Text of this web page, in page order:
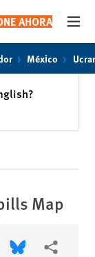
AHORA
México
Map
this via Facebook
Share this via
Share